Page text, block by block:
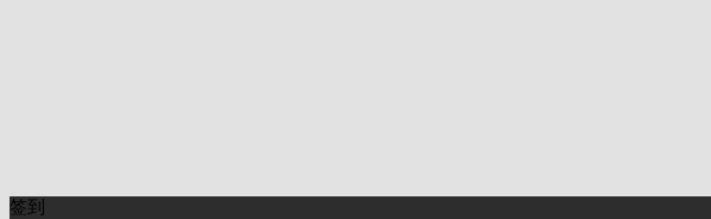
签到